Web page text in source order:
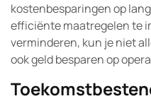
kostenbesparingen op
efficiënte maatregelen te
verminderen, kun je niet
ook geld besparen op